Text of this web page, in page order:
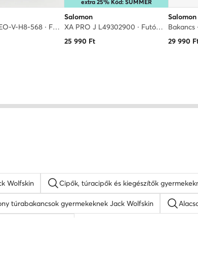
Bakancs · CEO-V-H8-568 · Fekete
extra 25% Kód: SUMMER
Salomon
XA PRO J L49302900 · Futócipő
25 990Ft
Salomon
29 990
Wolfskin Cipők, túracipők és kiegészítők
túrabakancsok gyermekeknek Jack Wolfskin